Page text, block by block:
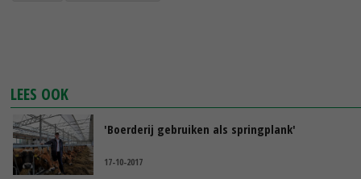
LEES OOK
'Boerderij gebruiken als springplank'
17-10-2017